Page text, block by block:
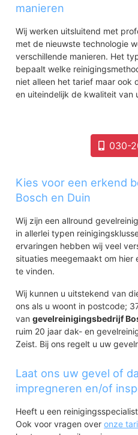
manieren
Wij werken uitsluitend met
met de nieuwste technologie
verschillende manieren. Het
bepaalt welke
niet alleen het tarief maar ook
en uiteindelijk de kwaliteit van
030-
Kies voor een erkend
Bosch en Duin
Wij zijn een allround
in allerlei typen
ervaringen hebben wij veel
situaties meegemaakt om hier
te vinden.
Wij kunnen u uitstekend van
ons als u woont in postcode;
vangevelreinigingsbedrijf
ruim 20 jaar dak- en
Zeist. Bij ons regelt u uw
Laat ons uw gevel of
impregneren en/of
Heeft u een
Ook voor vragen overonze